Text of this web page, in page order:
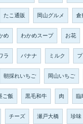
たこ通販 岡山グルメ 倉
め わかめスープ お花
ラ バナナ ミルク
朝採れいちご 岡山いちご
ご飯 黒毛和牛 肉 臨
チーズ 瀬戸大橋 珍味